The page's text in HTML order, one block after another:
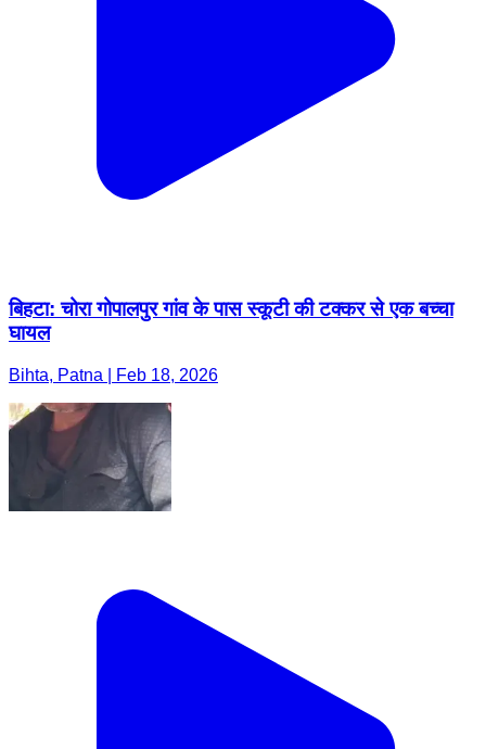
बिहटा: चोरा गोपालपुर गांव के पास स्कूटी की टक्कर से एक बच्चा
घायल
Bihta, Patna | Feb 18, 2026